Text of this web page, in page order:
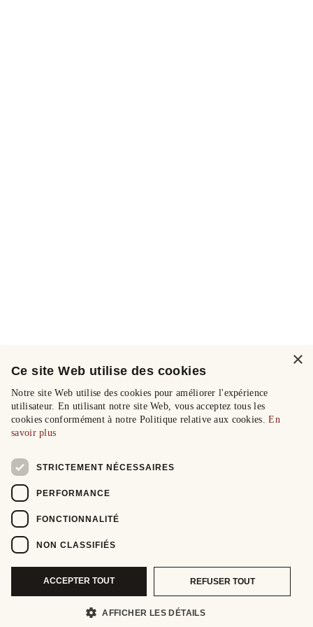
×
Ce site Web utilise des cookies
Notre site Web utilise des cookies pour améliorer l'expérience
utilisateur. En utilisant notre site Web, vous acceptez tous les
cookies conformément à notre Politique relative aux cookies.En
savoir plus
STRICTEMENT NÉCESSAIRES
PERFORMANCE
FONCTIONNALITÉ
NON CLASSIFIÉS
ACCEPTER TOUT REFUSER TOUT
AFFICHER LES DÉTAILS